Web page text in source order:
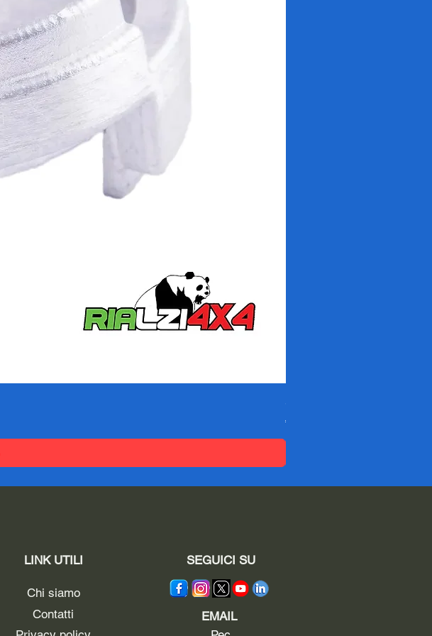
Spessori DACIA SANDERO
価格
€95.04
LINK UTILI
Chi siamo
Contatti
SEGUICI SU
EMAIL